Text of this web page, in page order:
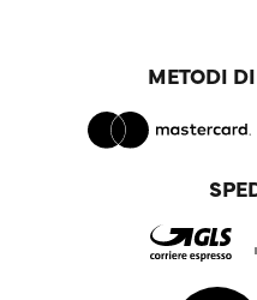
METODI